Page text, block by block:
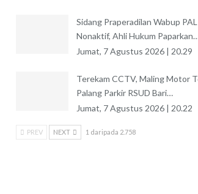
Sidang Praperadilan Wabup
Nonaktif, Ahli Hukum
Jumat, 7 Agustus 2026 | 20.29
Terekam CCTV, Maling Motor
Palang Parkir RSUD Bari…
Jumat, 7 Agustus 2026 | 20.22
PREV NEXT 1 daripada 2.758